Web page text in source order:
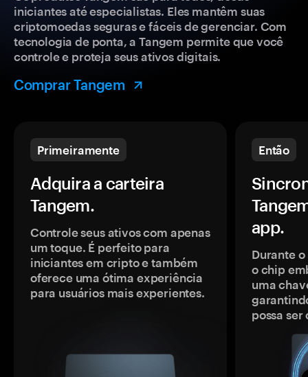
iniciantes até especialistas. Eles mantêm suas
criptomoedas seguras e fáceis de gerenciar. Com
tecnologia de ponta, a Tangem permite que você
controle e proteja seus ativos digitais.
Comprar Tangem
Primeiramente
Adquira a carteira
Tangem.
Controle seus ativos com apenas
um toque. É perfeito para
iniciantes em cripto e também
oferece uma ótima experiência
para usuários mais experientes.
Então
app.
Durante
o chip
uma
possa